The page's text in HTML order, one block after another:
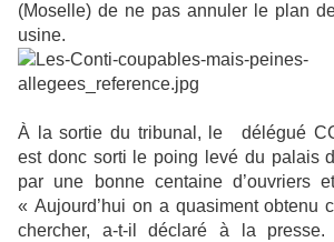
(Moselle) de ne pas annuler le plan
usine.
À la sortie du tribunal, le délégué
est donc sorti le poing levé du palais
par une bonne centaine d’ouvriers
« Aujourd’hui on a quasiment obtenu
chercher, a-t-il déclaré à la